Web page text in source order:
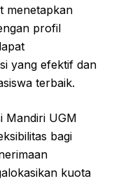
menetapkan
profil
yang efektif dan
terbaik.
Mandiri UGM
bagi
kuota